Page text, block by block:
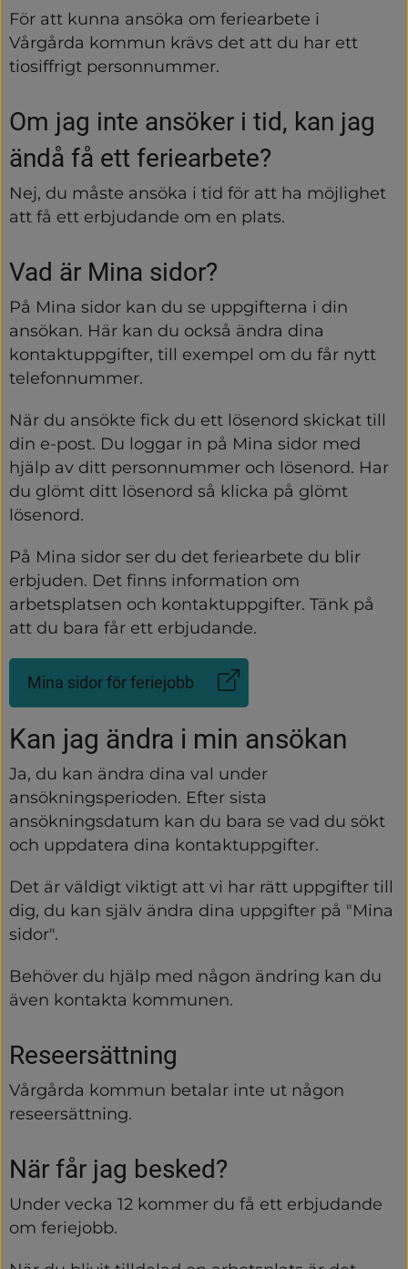
För att kunna ansöka om feriearbete i
Vårgårda kommun krävs det att du har ett
tiosiffrigt personnummer.
Om jag inte ansöker i tid, kan jag
ändå få ett feriearbete?
Nej, du måste ansöka i tid för att ha möjlighet
att få ett erbjudande om en plats.
Vad är Mina sidor?
På Mina sidor kan du se uppgifterna i din
ansökan. Här kan du också ändra dina
kontaktuppgifter, till exempel om du får nytt
telefonnummer.
När du ansökte fick du ett lösenord skickat till
din e-post. Du loggar in på Mina sidor med
hjälp av ditt personnummer och lösenord. Har
du glömt ditt lösenord så klicka på glömt
lösenord.
På Mina sidor ser du det feriearbete du blir
erbjuden. Det finns information om
arbetsplatsen och kontaktuppgifter. Tänk på
att du bara får ett erbjudande.
Mina sidor för feriejobb
(Länk
till
annan
webbplats)
Kan jag ändra i min ansökan
Ja, du kan ändra dina val under
ansökningsperioden. Efter sista
ansökningsdatum kan du bara se vad du sökt
och uppdatera dina kontaktuppgifter.
Det är väldigt viktigt att vi har rätt uppgifter till
dig, du kan själv ändra dina uppgifter på "Mina
sidor".
Behöver du hjälp med någon ändring kan du
även kontakta kommunen.
Reseersättning
Vårgårda kommun betalar inte ut någon
reseersättning.
När får jag besked?
Under vecka 12 kommer du få ett erbjudande
om feriejobb.